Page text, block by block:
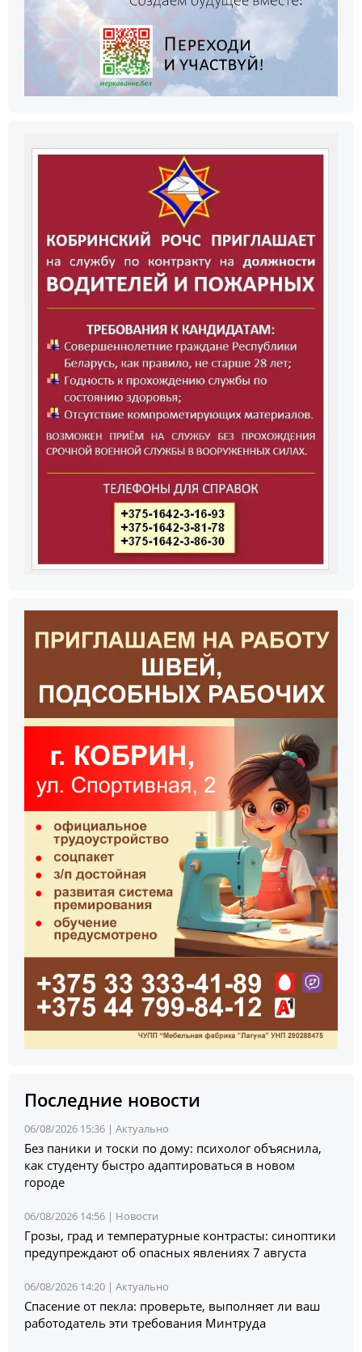
Последние новости
06/08/2026 15:36 | Актуально
Без паники и тоски по дому: психолог объяснила,
как студенту быстро адаптироваться в новом
городе
06/08/2026 14:56 | Новости
Грозы, град и температурные контрасты: синоптики
предупреждают об опасных явлениях 7 августа
06/08/2026 14:20 | Актуально
Спасение от пекла: проверьте, выполняет ли ваш
работодатель эти требования Минтруда